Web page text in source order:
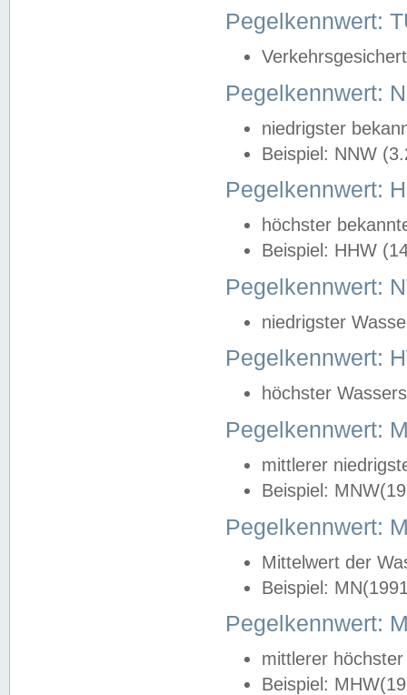
Pegelkennwert:
Pegelkennwert:
niedrigster
Beispiel: NNW
Pegelkennwert:
höchster
Beispiel: HHW
Pegelkennwert:
niedrigster
Pegelkennwert:
höchster
Pegelkennwert:
mittlerer
Beispiel:
Pegelkennwert:
Mittelwert der
Beispiel:
Pegelkennwert:
mittlerer
Beispiel: